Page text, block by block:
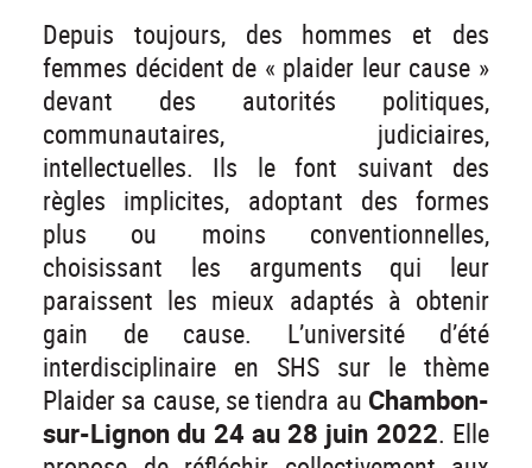
Depuis toujours, des hommes et des
femmes décident de « plaider leur cause »
devant des autorités politiques,
communautaires, judiciaires,
intellectuelles. Ils le font suivant des
règles implicites, adoptant des formes
plus ou moins conventionnelles,
choisissant les arguments qui leur
paraissent les mieux adaptés à obtenir
gain de cause. L’université d’été
interdisciplinaire en SHS sur le thème
Plaider sa cause, se tiendra au Chambon-
sur-Lignon du 24 au 28 juin 2022. Elle